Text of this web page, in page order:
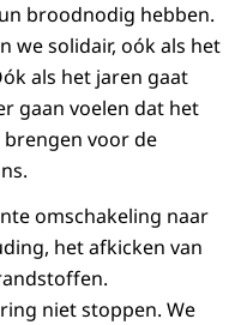
broodnodig hebben.
we solidair, oók als het
als het jaren gaat
gaan voelen dat het
voor de
omschakeling naar
het afkicken van
niet stoppen. We